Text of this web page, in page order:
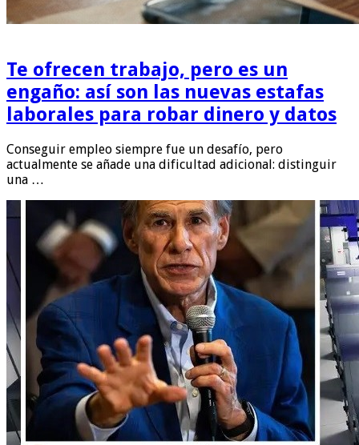
Te ofrecen trabajo, pero es un
engaño: así son las nuevas estafas
laborales para robar dinero y datos
Conseguir empleo siempre fue un desafío, pero
actualmente se añade una dificultad adicional: distinguir
una …